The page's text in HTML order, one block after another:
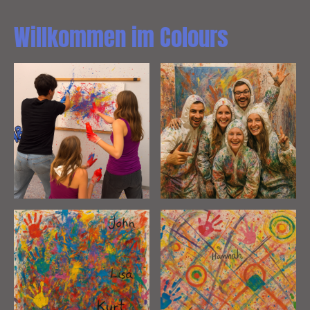
Willkommen im Colours